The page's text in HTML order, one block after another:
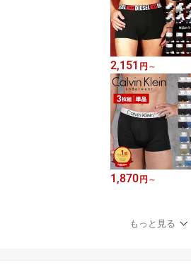
2,151 円 ～
1,870 円 ～
もっと見る